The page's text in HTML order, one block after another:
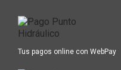
Tus pagos online con WebPay